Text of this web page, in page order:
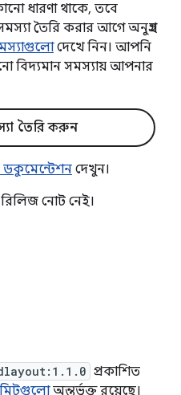
ধারণা থাকে, তবে
তৈরি করার আগে অনুগ্রহ
দেখে নিন। আপনি
বিদ্যমান সমস্যায় আপনার
তৈরি করুন
ডকুমেন্টেশন দেখুন।
নোট নেই।
প্রকাশিত
অন্তর্ভুক্ত রয়েছে।